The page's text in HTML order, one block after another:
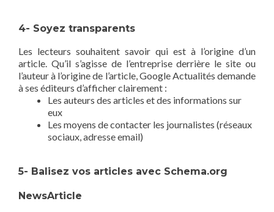
4- Soyez transparents
Les lecteurs souhaitent savoir qui est à l’origine d’un
article. Qu’il s’agisse de l’entreprise derrière le site ou
l’auteur à l’origine de l’article, Google Actualités demande
à ses éditeurs d’afficher clairement :
Les auteurs des articles et des informations sur
eux
Les moyens de contacter les journalistes (réseaux
sociaux, adresse email)
5- Balisez vos articles avec Schema.org
NewsArticle